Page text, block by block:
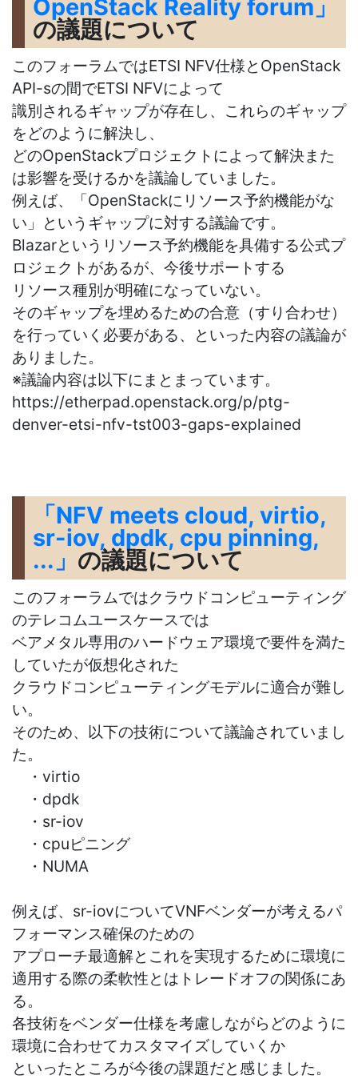
OpenStack Reality forum」
の議題について
このフォーラムではETSI NFV仕様とOpenStack
API-sの間でETSI NFVによって
識別されるギャップが存在し、これらのギャップ
をどのように解決し、
どのOpenStackプロジェクトによって解決また
は影響を受けるかを議論していました。
例えば、「OpenStackにリソース予約機能がな
い」というギャップに対する議論です。
Blazarというリソース予約機能を具備する公式プ
ロジェクトがあるが、今後サポートする
リソース種別が明確になっていない。
そのギャップを埋めるための合意（すり合わせ）
を行っていく必要がある、といった内容の議論が
ありました。
※議論内容は以下にまとまっています。
https://etherpad.openstack.org/p/ptg-
denver-etsi-nfv-tst003-gaps-explained
「NFV meets cloud, virtio,
sr-iov, dpdk, cpu pinning,
...」 の議題について
このフォーラムではクラウドコンピューティング
のテレコムユースケースでは
ベアメタル専用のハードウェア環境で要件を満た
していたが仮想化された
クラウドコンピューティングモデルに適合が難し
い。
そのため、以下の技術について議論されていまし
た。
・virtio
・dpdk
・sr-iov
・cpuピニング
・NUMA
例えば、sr-iovについてVNFベンダーが考えるパ
フォーマンス確保のための
アプローチ最適解とこれを実現するために環境に
適用する際の柔軟性とはトレードオフの関係にあ
る。
各技術をベンダー仕様を考慮しながらどのように
環境に合わせてカスタマイズしていくか
といったところが今後の課題だと感じました。